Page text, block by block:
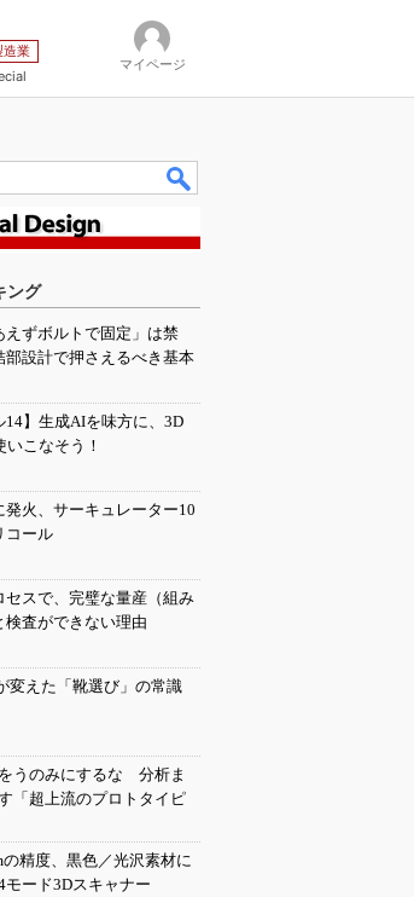
造業
マイページ
ング
えずボルトで固定」は禁
設計で押さえるべき基本
14】生成AIを味方に、3D
いこなそう！
発火、サーキュレーター10
コール
セスで、完璧な量産（組み
検査ができない理由
変えた「靴選び」の常識
うのみにするな 分析ま
「超上流のプロトタイピ
の精度、黒色／光沢素材に
モード3Dスキャナー